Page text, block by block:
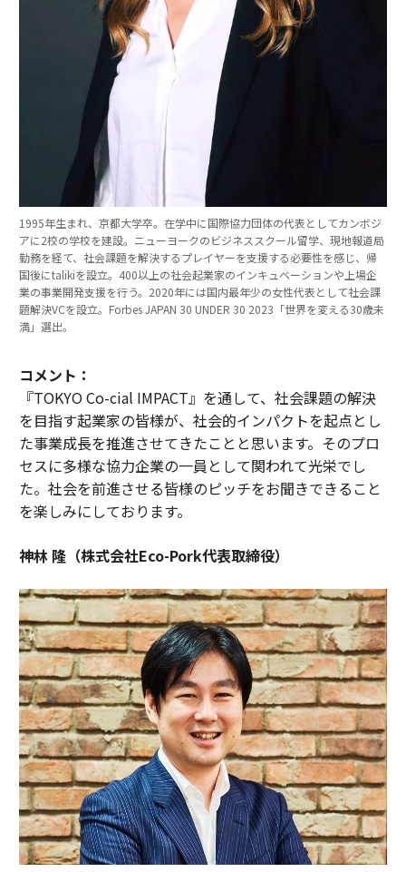
1995年生まれ、京都大学卒。在学中に国際協力団体の代表としてカンボジ
アに2校の学校を建設。ニューヨークのビジネススクール留学、現地報道局
勤務を経て、社会課題を解決するプレイヤーを支援する必要性を感じ、帰
国後にtalikiを設立。400以上の社会起業家のインキュベーションや上場企
業の事業開発支援を行う。2020年には国内最年少の女性代表として社会課
題解決VCを設立。Forbes JAPAN 30 UNDER 30 2023「世界を変える30歳未
満」選出。
コメント：
『TOKYO Co-cial IMPACT』を通して、社会課題の解決
を目指す起業家の皆様が、社会的インパクトを起点とし
た事業成長を推進させてきたことと思います。そのプロ
セスに多様な協力企業の一員として関われて光栄でし
た。社会を前進させる皆様のピッチをお聞きできること
を楽しみにしております。
神林 隆（株式会社Eco-Pork代表取締役）